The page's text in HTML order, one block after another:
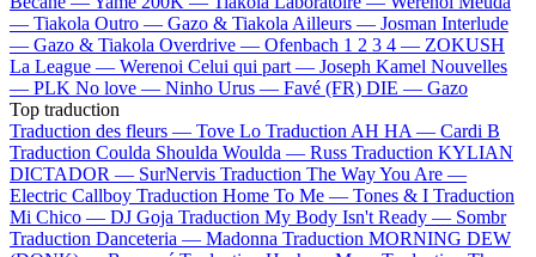
— Tiakola Outro — Gazo & TiakolaAilleurs — Josman Interlude
— Gazo & Tiakola Overdrive — Ofenbach 1 2 3 4 — ZOKUSH
La League — Werenoi Celui qui part — Joseph Kamel Nouvelles
— PLK No love — Ninho Urus — Favé (FR) DIE — Gazo
Top traduction
Traduction des fleurs — Tove Lo Traduction AH HA — Cardi B
Traduction Coulda Shoulda Woulda — Russ Traduction KYLIAN
DICTADOR — SurNervis Traduction The Way You Are —
Electric Callboy Traduction Home To Me — Tones & I Traduction
Mi Chico — DJ Goja Traduction My Body Isn't Ready — Sombr
Traduction Danceteria — Madonna Traduction MORNING DEW